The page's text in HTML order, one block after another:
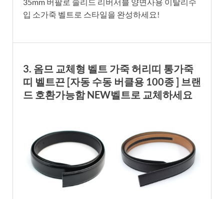
입 소가죽 벨트로 스타일을 완성하세요!
3. 옴므 교체형 벨트 가죽 허리띠 통가죽
띠 벨트끈 [자동 수동 버클용 100종 ] 브랜
드 호환가능함 NEW벨트로 교체하세요